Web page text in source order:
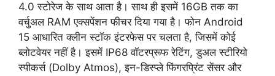
4.0 स्टोरेज के साथ आता है। साथ ही इसमें 16GB तक का
वर्चुअल RAM एक्सपेंशन फीचर दिया गया है। फोन Android
15 आधारित क्लीन स्टॉक इंटरफेस पर चलता है, जिसमें कोई
ब्लोटवेयर नहीं है। इसमें IP68 वॉटरप्रूफ रेटिंग, डुअल स्टीरियो
स्पीकर्स (Dolby Atmos), इन-डिस्प्ले फिंगरप्रिंट सेंसर और